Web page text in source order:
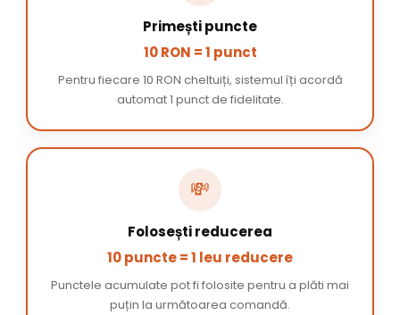
Primești puncte
10 RON = 1 punct
Pentru fiecare 10 RON cheltuiți, sistemul îți acordă
automat 1 punct de fidelitate.
💸
Folosești reducerea
10 puncte = 1 leu reducere
Punctele acumulate pot fi folosite pentru a plăti mai
puțin la următoarea comandă.